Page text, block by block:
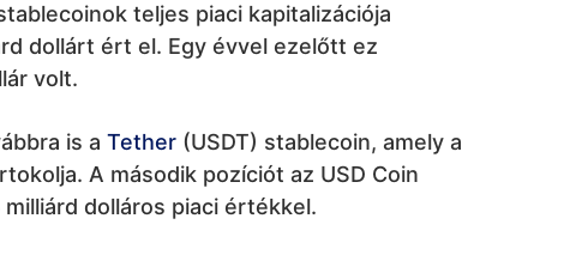
teljes piaci kapitalizációja
dollárt ért el. Egy évvel ezelőtt ez
volt.
is a Tether (USDT) stablecoin, amely a
A második pozíciót az USD Coin
dolláros piaci értékkel.